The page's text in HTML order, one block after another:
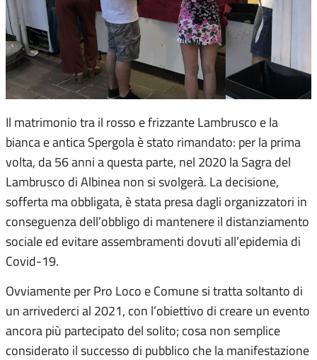
Il matrimonio tra il rosso e frizzante Lambrusco e la
bianca e antica Spergola è stato rimandato: per la prima
volta, da 56 anni a questa parte, nel 2020 la Sagra del
Lambrusco di Albinea non si svolgerà. La decisione,
sofferta ma obbligata, è stata presa dagli organizzatori in
conseguenza dell’obbligo di mantenere il distanziamento
sociale ed evitare assembramenti dovuti all’epidemia di
Covid-19.
Ovviamente per Pro Loco e Comune si tratta soltanto di
un arrivederci al 2021, con l’obiettivo di creare un evento
ancora più partecipato del solito; cosa non semplice
considerato il successo di pubblico che la manifestazione